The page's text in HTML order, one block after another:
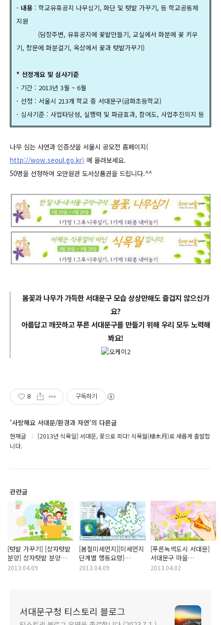
- 내용 : 학교유휴공지 나무심기, 화단 및 텃밭 가꾸기, 등 학교공동체
지원
(담장주변, 유휴공지에 꽃밭만들기, 교실에서 화분에 꽃 키우
기, 창문에 화분걸기, 옥상에서 꽃과 텃밭가꾸기)
* 선정개요 및 심사기준
- 기간 : 2013년 3월 ~ 6월
- 선정 : 서울시 213개 학교 중 서대문구(금화초등학교)
- 심사기준 : 사업타당성, 실행력 및 파급효과, 참여도, 사업추진의지 등
나무 심는 사연과 인증샷을 서울시 공모전 홈페이지(
http://wow.seoul.go.kr) 에 올려보세요.
50명을 선정하여 오만원권 도서상품권을 드립니다.^^
봄꽃과 나무가 가득한 서대문구 모습 상상만해도 즐겁지 않으신가
요?
아름답고 깨끗하고 푸른 서대문구를 만들기 위해 우리 모두 노력해
봐요!
8 구독하기
'사랑해요 서대문/환경과 자연'의 다른글
현재글
[2013년 식목일] 서대문, 꽃으로 피다! 식목월(植木月)로 새롭게 출발합
니다.
관련글
[텃밭 가꾸기] [상자텃밭
분양] 상자텃밭 분양
신청하세요~
2013.04.09
[봄철미세먼지][미세먼지
단계별 행동요령]
2013년 대기오염
2013.04.09
[푸른녹색도시 서대문]
서대문구 마을
아름지기사업으로 우리
2013.04.02
서대문구청 티스토리 블로그